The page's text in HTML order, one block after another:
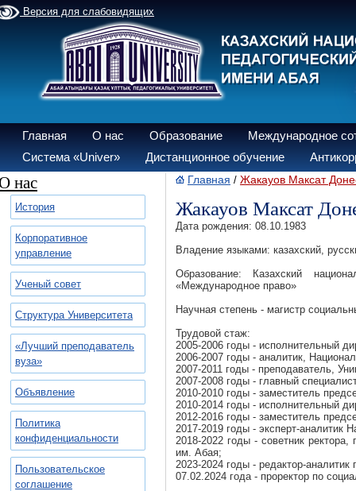
Версия для слабовидящих
Главная О нас Образование
Международное
Система «Univer»
Дистанционное обучение
нас
История
Корпоративное
управление
Ученый совет
Структура Университета
«Лучший преподаватель
вуза»
Объявление
Политика
конфиденциальности
Пользовательское
соглашение
Главная / Жакауов Максат
Жакауов Максат
Дата рождения: 08.10.1983
Владение языками: казахский,
Образование: Казахский
«Международное право»
Научная степень - магистр
Трудовой стаж:
2005-2006 годы - исполнительный
2006-2007 годы - аналитик,
2007-2011 годы - преподаватель,
2007-2008 годы - главный
2010-2010 годы - заместитель
2010-2014 годы - исполнительный
2012-2016 годы - заместитель
2017-2019 годы - эксперт-аналитик
2018-2022 годы - советник
им. Абая;
2023-2024 годы - редактор-
07.02.2024 года - проректор по